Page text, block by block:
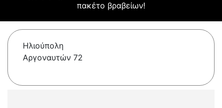
πακέτο βραβείων!
Ηλιούπολη
Αργοναυτών 72